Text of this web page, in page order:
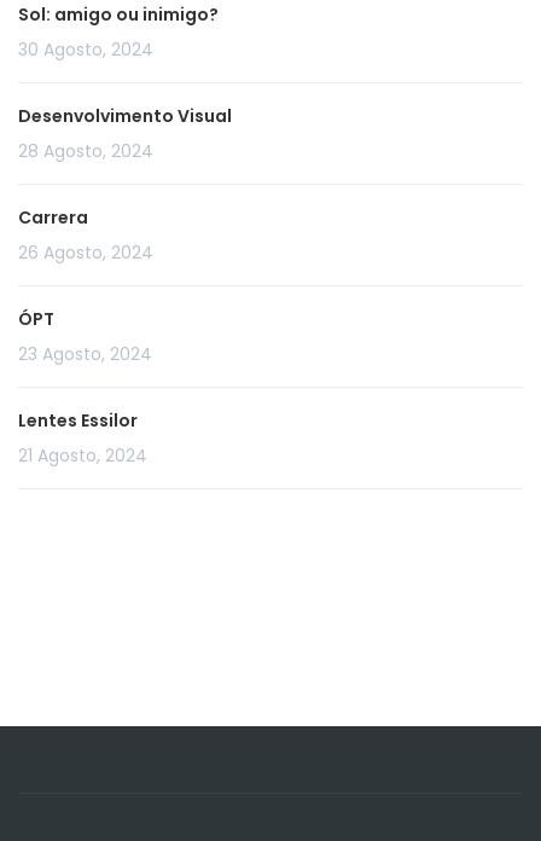
Sol: amigo ou inimigo?
30 Agosto, 2024
Desenvolvimento Visual
28 Agosto, 2024
Carrera
26 Agosto, 2024
ÓPT
23 Agosto, 2024
Lentes Essilor
21 Agosto, 2024